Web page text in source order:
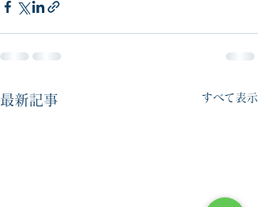
最新記事 すべて表示